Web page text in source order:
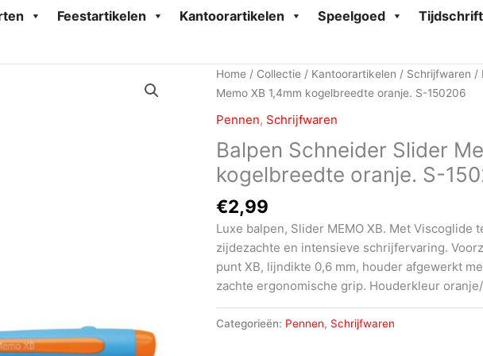
Feestartikelen Kantoorartikelen Speelgoed
Home / Collectie / Kantoorartikelen / Schrijfwaren /
Memo XB 1,4mm kogelbreedte oranje. S-150206
Pennen, Schrijfwaren
Balpen Schneider Slider
kogelbreedte oranje. S-
€2,99
Luxe balpen, Slider MEMO XB. Met Viscoglide
zijdezachte en intensieve schrijfervaring.
punt XB, lijndikte 0,6 mm, houder afgewerkt
zachte ergonomische grip. Houderkleur
Categorieën: Pennen, Schrijfwaren